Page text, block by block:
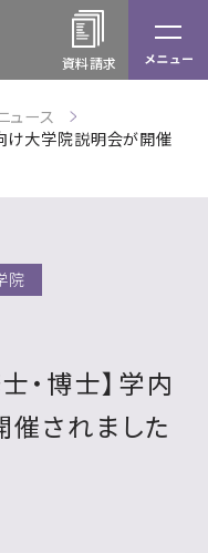
資料請求
ュース
け大学院説明会が開催
院
・博士】学内
されました